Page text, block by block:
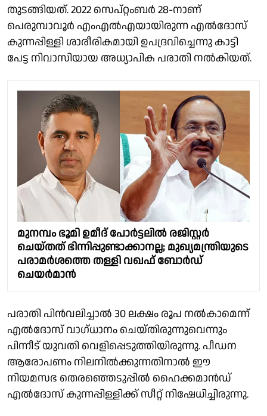
തുടങ്ങിയത്. 2022 സെപ്റ്റംബര്‍ 28-നാണ്
പെരുമ്പാവൂര്‍ എംഎല്‍എയായിരുന്ന എല്‍ദോസ്
കുന്നപ്പിള്ളി ശാരീരികമായി ഉപദ്രവിച്ചെന്നു കാട്ടി
പേട്ട നിവാസിയായ അധ്യാപിക പരാതി നല്‍കിയത്.
മുനമ്പം ഭൂമി ഉമീദ് പോർട്ടലിൽ രജിസ്റ്റർ
ചെയ്തത് ഭിന്നിപ്പുണ്ടാക്കാനല്ല; മുഖ്യമന്ത്രിയുടെ
പരാമർശത്തെ തള്ളി വഖഫ് ബോർഡ്
ചെയർമാൻ
പരാതി പിന്‍വലിച്ചാല്‍ 30 ലക്ഷം രൂപ നല്‍കാമെന്ന്
എൽദോസ് വാഗ്ധാനം ചെയ്തിരുന്നുവെന്നും
പിന്നീട് യുവതി വെളിപ്പെടുത്തിയിരുന്നു. പീഡന
ആരോപണം നിലനിൽക്കുന്നതിനാൽ ഈ
നിയമസഭ തെരഞ്ഞെടുപ്പിൽ ഹൈക്കമാൻഡ്
എൽദോസ് കുന്നപ്പിള്ളിക്ക് സീറ്റ് നിഷേധിച്ചിരുന്നു.